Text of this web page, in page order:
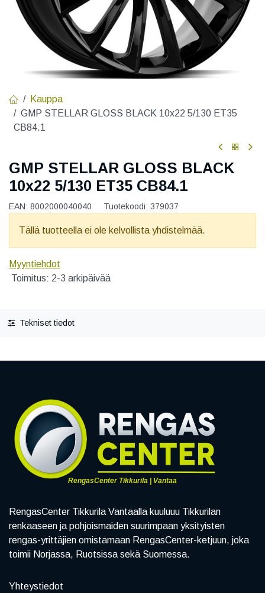
Kauppa
GMP STELLAR GLOSS BLACK 10x22 5/130 ET35
CB84.1
GMP STELLAR GLOSS BLACK
10x22 5/130 ET35 CB84.1
EAN: 8002000040040 Tuotekoodi: 379037
Tällä tuotteella ei ole kelvollista yhdistelmää.
Myyntiehdot
Toimitus: 2-3 arkipäivää
Tekniset tiedot
RengasCenter Tikkurila | Vantaa
RengasCenter Tikkurila Vantaalla kuuluuu Tikkurilan
renkaaseen ja pohjoismaiden suurimpaan yksityisten
rengas-yrittäjien omistamaan RengasCenter-ketjuun, joka
toimii Norjassa, Ruotsissa sekä Suomessa.
Yhteystiedot